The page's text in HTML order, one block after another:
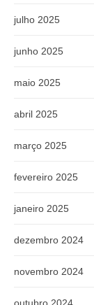
julho 2025
junho 2025
maio 2025
abril 2025
março 2025
fevereiro 2025
janeiro 2025
dezembro 2024
novembro 2024
outubro 2024